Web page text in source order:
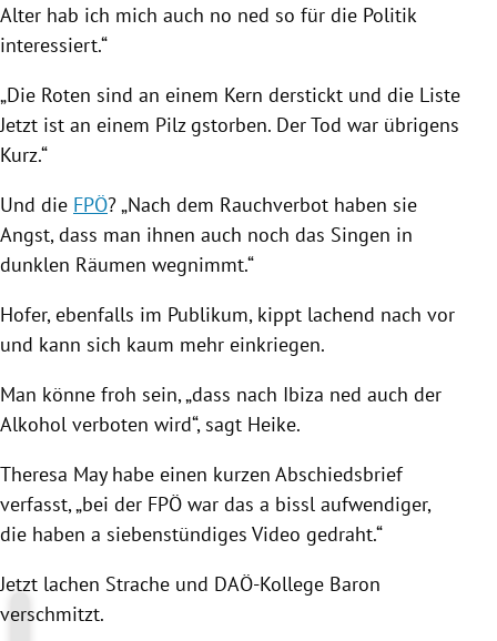
Alter hab ich mich auch no ned so für die Politik
interessiert.“
„Die Roten sind an einem Kern derstickt und die Liste
Jetzt ist an einem Pilz gstorben. Der Tod war übrigens
Kurz.“
Und die FPÖ? „Nach dem Rauchverbot haben sie
Angst, dass man ihnen auch noch das Singen in
dunklen Räumen wegnimmt.“
Hofer, ebenfalls im Publikum, kippt lachend nach vor
und kann sich kaum mehr einkriegen.
Man könne froh sein, „dass nach Ibiza ned auch der
Alkohol verboten wird“, sagt Heike.
Theresa Mayhabe einen kurzen Abschiedsbrief
verfasst, „bei der FPÖ war das a bissl aufwendiger,
die haben a siebenstündiges Video gedraht.“
Jetzt lachen Strache und DAÖ-Kollege Baron
verschmitzt.